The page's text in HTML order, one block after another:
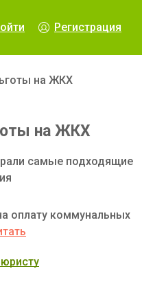
Регистрация
на ЖКХ
на ЖКХ
самые подходящие
оплату коммунальных